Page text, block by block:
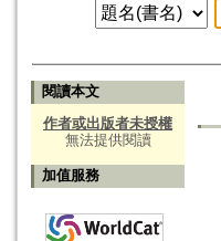
閱讀本文
作者或出版者未授權
無法提供閱讀
加值服務